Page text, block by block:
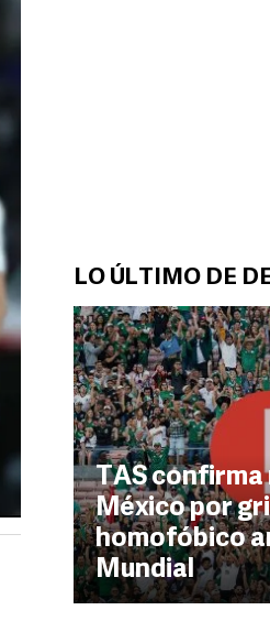
LO ÚLTIMO DE
TAS confirma
México por
homofóbico
Mundial